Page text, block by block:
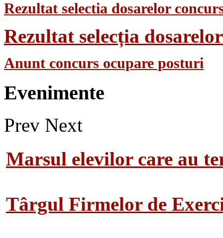
Rezultat selectia dosarelor
Rezultat selecția
Anunt concurs ocupare posturi
Evenimente
Prev Next
Marsul elevilor care au
Târgul Firmelor de